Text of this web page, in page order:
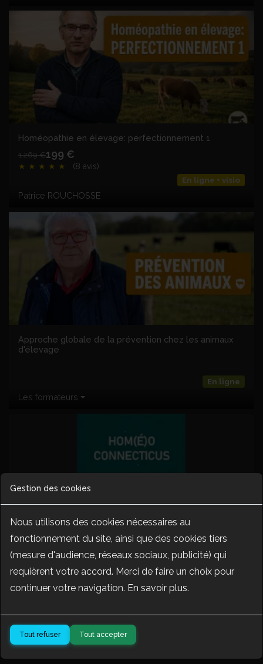
En ligne + visio
Patrice ROUCHOSSE
Homéopathie en élevage: perfectionnement 1
1 269 €199 €
★ ★ ★ ★ ★ (8 avis)
En ligne
Les formateurs
Approche globale de la prévention chez les animaux
d'élevage
Hom(e)o Connecticus
33,18 €
★ ★ ★ ★ ★ (3 avis)
Gestion des cookies
Nous utilisons des cookies nécessaires au
fonctionnement du site, ainsi que des cookies tiers
(mesure d'audience, réseaux sociaux, publicité) qui
requièrent votre accord. Merci de faire un choix pour
continuer votre navigation. En savoir plus.
Tout refuser Tout accepter